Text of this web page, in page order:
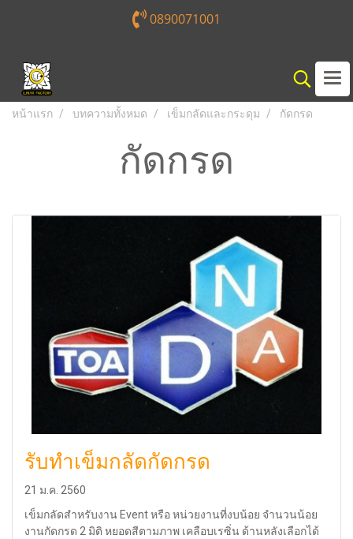
0890071001
หน้าแรก บทความทั้งหมด เข็มกลัดและกระดุม กัดกรด
กัดกรด
รับทำเข็มกลัดกัดกรด
21 ม.ค. 2560
เข็มกลัดสำหรับงาน Event หรือ หน่วยงานที่งบน้อย จำนวนน้อย
งานกัดกรด 2 มิติ หยอดสีตามภาพ เคลือบเรซิ่น ด้านหลังเลือกได้